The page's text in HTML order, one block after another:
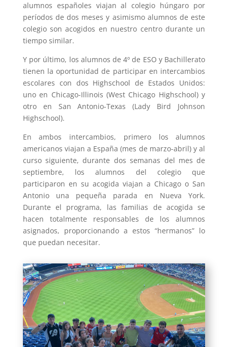
alumnos españoles viajan al colegio húngaro por
períodos de dos meses y asimismo alumnos de este
colegio son acogidos en nuestro centro durante un
tiempo similar.
Y por último, los alumnos de 4º de ESO y Bachillerato
tienen la oportunidad de participar en intercambios
escolares con dos Highschool de Estados Unidos:
uno en Chicago-Illinois (West Chicago Highschool) y
otro en San Antonio-Texas (Lady Bird Johnson
Highschool).
En ambos intercambios, primero los alumnos
americanos viajan a España (mes de marzo-abril) y al
curso siguiente, durante dos semanas del mes de
septiembre, los alumnos del colegio que
participaron en su acogida viajan a Chicago o San
Antonio una pequeña parada en Nueva York.
Durante el programa, las familias de acogida se
hacen totalmente responsables de los alumnos
asignados, proporcionando a estos “hermanos” lo
que puedan necesitar.